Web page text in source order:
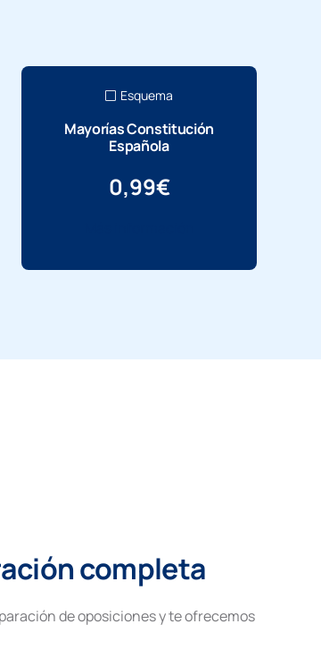
Esquema
Mayorías Constitución
Española
0,99€
completa
de oposiciones y te ofrecemos